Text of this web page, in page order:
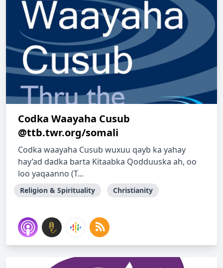
Codka Waayaha Cusub
@ttb.twr.org/somali
Codka waayaha Cusub wuxuu qayb ka yahay
hay’ad dadka barta Kitaabka Qodduuska ah, oo
loo yaqaanno (T...
Religion & Spirituality Christianity